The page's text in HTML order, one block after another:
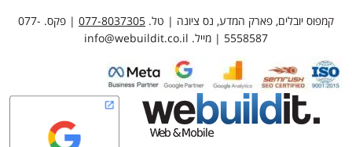
קמפוס יובלים, פארק המדע, נס ציונה | טל. 077-8037305
| פקס. 077-
5558587 | מייל.
info@webuildit.co.il